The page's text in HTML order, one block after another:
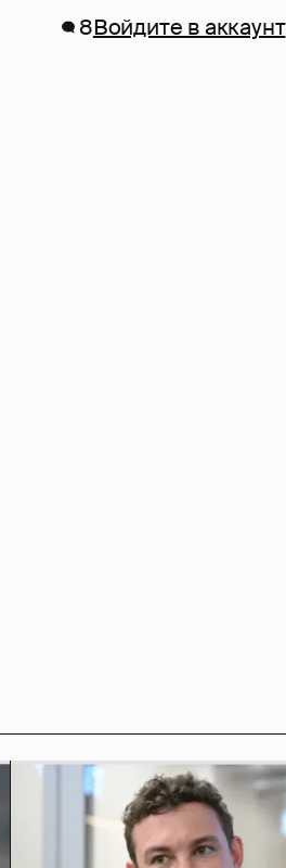
8Войдите в аккаунт